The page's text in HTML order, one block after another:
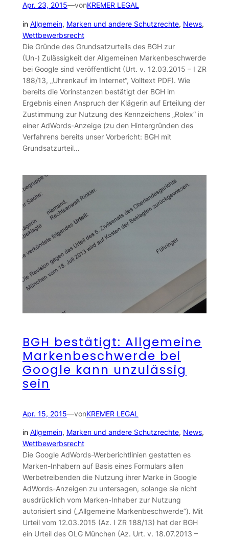
Apr. 23, 2015—vonKREMER LEGAL
in Allgemein, Marken und andere Schutzrechte, News
Wettbewerbsrecht
Die Gründe des Grundsatzurteils des BGH zur
(Un-) Zulässigkeit der Allgemeinen Markenbeschwerde
bei Google sind veröffentlicht (Urt. v. 12.03.2015 – I ZR
188/13, „Uhrenkauf im Internet“, Volltext PDF). Wie
bereits die Vorinstanzen bestätigt der BGH im
Ergebnis einen Anspruch der Klägerin auf Erteilung der
Zustimmung zur Nutzung des Kennzeichens „Rolex“ in
einer AdWords-Anzeige (zu den Hintergründen des
Verfahrens bereits unser Vorbericht: BGH mit
Grundsatzurteil…
BGH bestätigt: Allgemeine
Markenbeschwerde bei
Google kann unzulässig
sein
Apr. 15, 2015—vonKREMER LEGAL
in Allgemein, Marken und andere Schutzrechte, News
Wettbewerbsrecht
Die Google AdWords-Werberichtlinien gestatten es
Marken-Inhabern auf Basis eines Formulars allen
Werbetreibenden die Nutzung ihrer Marke in Google
AdWords-Anzeigen zu untersagen, solange sie nicht
ausdrücklich vom Marken-Inhaber zur Nutzung
autorisiert sind („Allgemeine Markenbeschwerde“). Mit
Urteil vom 12.03.2015 (Az. I ZR 188/13) hat der BGH
ein Urteil des OLG München (Az. Urt. v. 18.07.2013 –